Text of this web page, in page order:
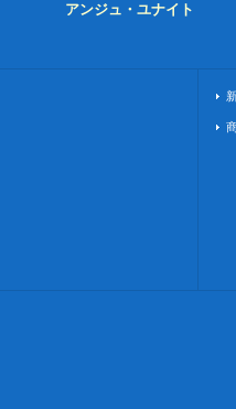
アンジュ・ユナイト